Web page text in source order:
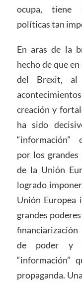
ocupa, tiene
políticas tan
En aras de la
hecho de que
del Brexit,
creación y
ha sido
“información”
por los grandes
de la Unión
logrado
Unión Europea
grandes
de poder y
“información”
propaganda.